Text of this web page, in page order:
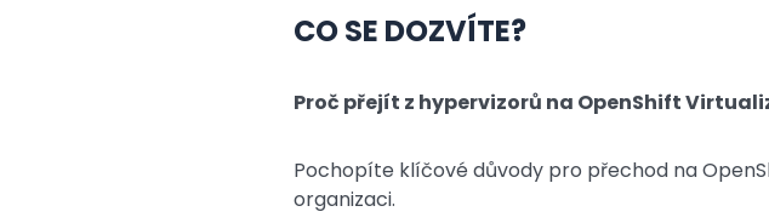
CO SE DOZVÍTE?
Proč přejít z hypervizorů na OpenShift
Pochopíte klíčové důvody pro přechod na
organizaci.